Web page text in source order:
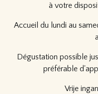
à votre
Accueil du lundi au
Dégustation possible
préférable
Vrije